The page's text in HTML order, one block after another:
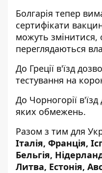
Болгарія тепер
сертифікати
можуть змінитися,
переглядаються
До Греції в'їзд
тестування на
До Чорногорії
яких обмежень.
Разом з тим для
Італія, Франція,
Бельгія,
Литва, Естонія,